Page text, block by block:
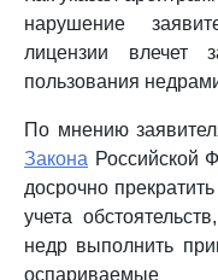
нарушение
лицензии влечет
пользования
По мнению
Закона Российской
досрочно
учета
недр выполнить